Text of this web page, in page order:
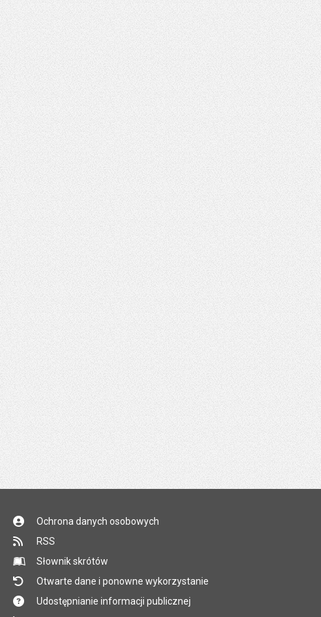
Ochrona danych osobowych
RSS
Słownik skrótów
Otwarte dane i ponowne wykorzystanie
Udostępnianie informacji publicznej